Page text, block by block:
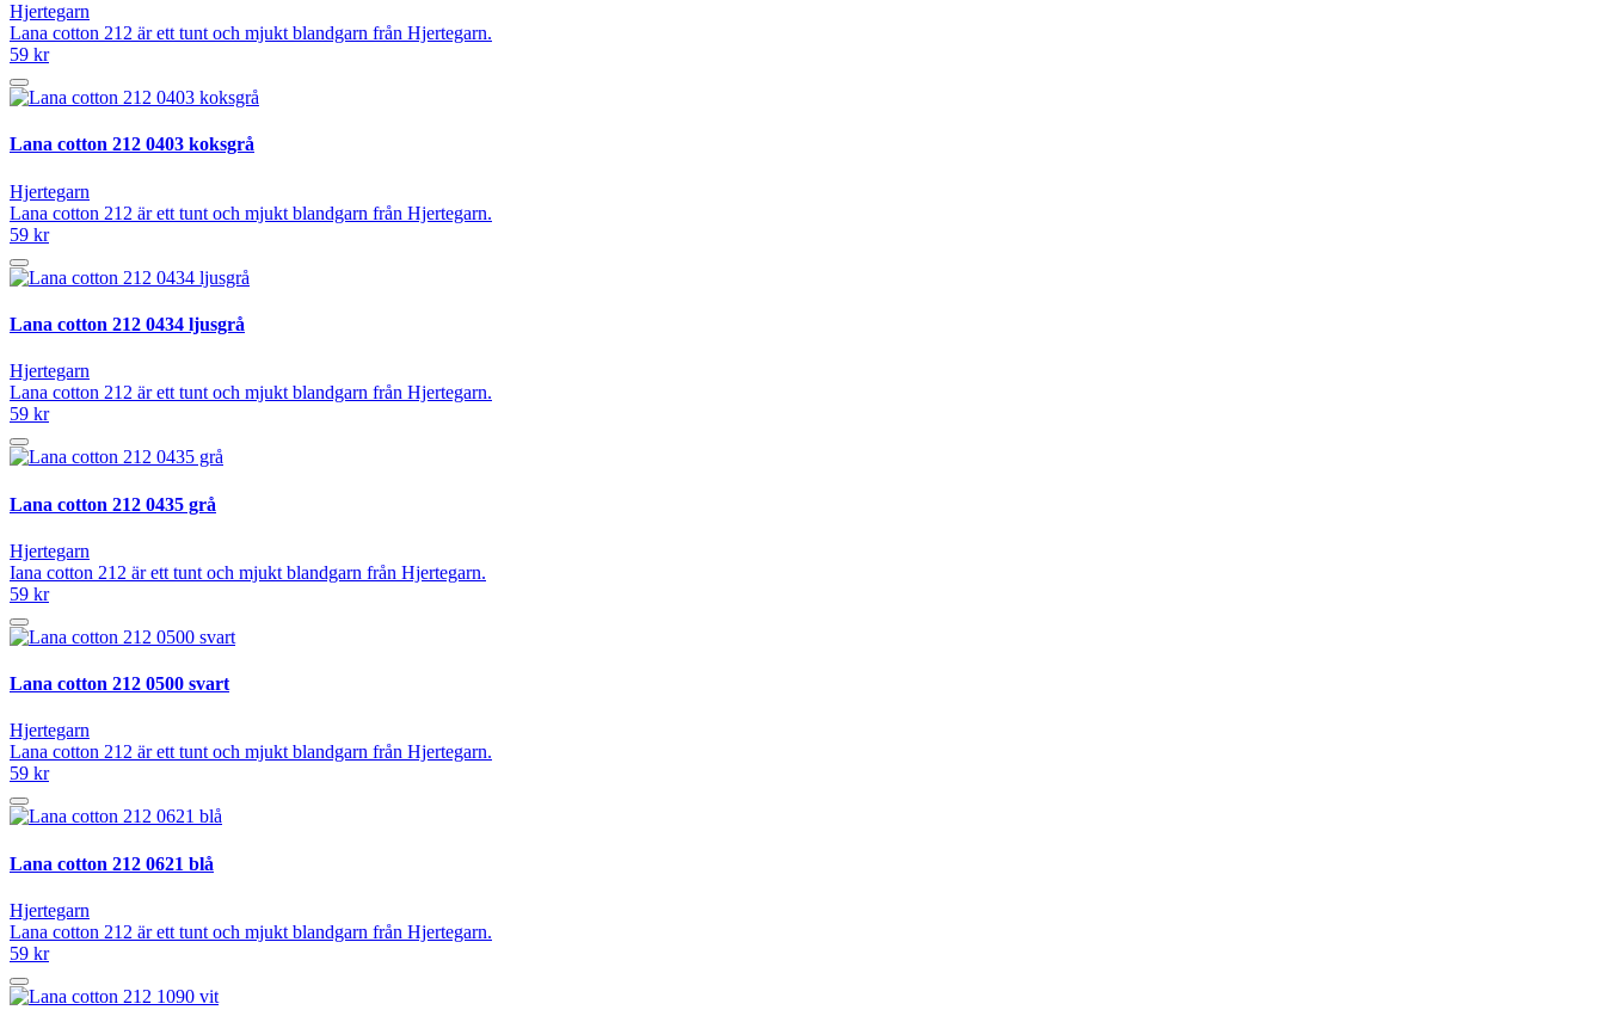
Hjertegarn
Lana cotton 212 är ett tunt och mjukt blandgarn från Hjertegarn.
59 kr
Lana cotton 212 0403 koksgrå
Hjertegarn
Lana cotton 212 är ett tunt och mjukt blandgarn från Hjertegarn.
59 kr
Lana cotton 212 0434 ljusgrå
Hjertegarn
Lana cotton 212 är ett tunt och mjukt blandgarn från Hjertegarn.
59 kr
Lana cotton 212 0435 grå
Hjertegarn
Iana cotton 212 är ett tunt och mjukt blandgarn från Hjertegarn.
59 kr
Lana cotton 212 0500 svart
Hjertegarn
Lana cotton 212 är ett tunt och mjukt blandgarn från Hjertegarn.
59 kr
Lana cotton 212 0621 blå
Hjertegarn
Lana cotton 212 är ett tunt och mjukt blandgarn från Hjertegarn.
59 kr